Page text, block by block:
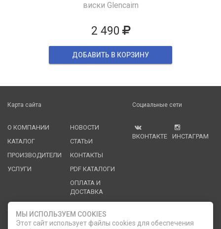
виски Glencairn
2 490
ДОБАВИТЬ В КОРЗИНУ
Карта сайта
О КОМПАНИИ
КАТАЛОГ
ПРОИЗВОДИТЕЛИ
УСЛУГИ
НОВОСТИ
СТАТЬИ
КОНТАКТЫ
PDF КАТАЛОГИ
ОПЛАТА И
ДОСТАВКА
Социальные сети
ВКОНТАКТЕ ИНСТАГРАМ
Служба клиентской поддержки
МЫ ИСПОЛЬЗУЕМ COOKIES
Этот сайт использует файлы cookies для обеспечения